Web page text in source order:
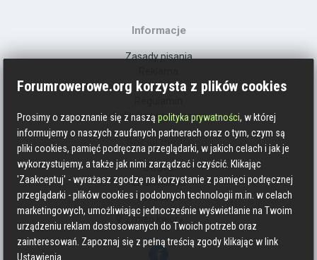
Informacje
Zasady pisania
Kontakt
Polityka prywatności
Social media
Strava
Endomondo
Facebook
Zmień kolory
Forumrowerowe.org korzysta z plików cookies
Prosimy o zapoznanie się z nasząpolityka prywatności, w której
informujemy o naszych zaufanych partnerach oraz o tym, czym są
pliki cookies, pamięć podręczna przeglądarki, w jakich celach i jak je
wykorzystujemy, a także jak nimi zarządzać i czyścić. Klikając
'Zaakceptuj' - wyrażasz zgodzę na korzystanie z pamięci podręcznej
przeglądarki - plików cookies i podobnych technologii m.in. w celach
marketingowych, umożliwiając jednocześnie wyświetlanie na Twoim
urządzeniu reklam dostosowanych do Twoich potrzeb oraz
zainteresowań. Zapoznaj się z pełną treścią zgody klikając w link
Ustawienia.